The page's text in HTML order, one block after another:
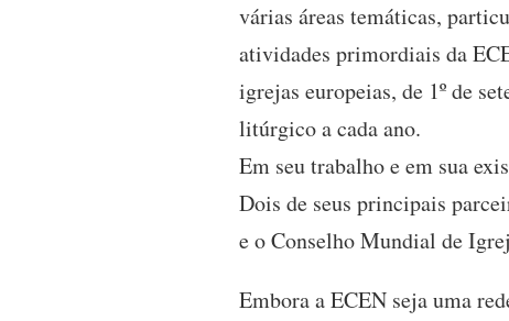
várias áreas temáticas,
atividades primordiais da
igrejas europeias, de 1º de
litúrgico a cada ano.
Em seu trabalho e em sua
Dois de seus principais
e o Conselho Mundial de
Embora a ECEN seja uma